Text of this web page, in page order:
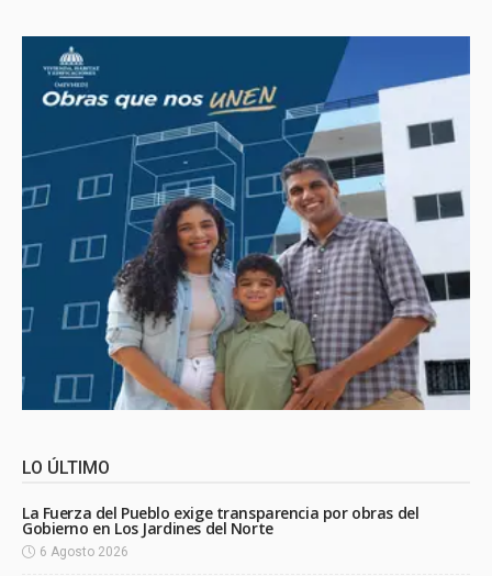
LO ÚLTIMO
La Fuerza del Pueblo exige transparencia por obras del
Gobierno en Los Jardines del Norte
6 Agosto 2026